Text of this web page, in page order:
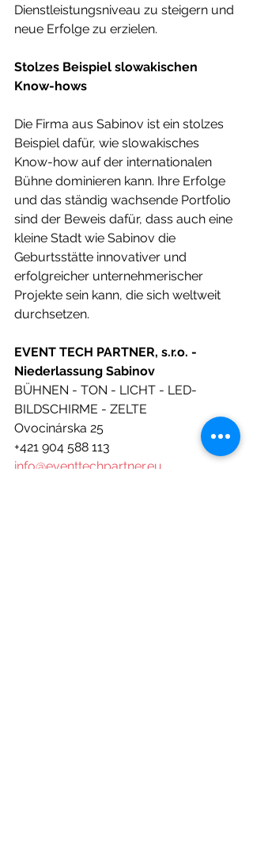
Dienstleistungsniveau zu steigern und
neue Erfolge zu erzielen.
Stolzes Beispiel slowakischen
Know-hows
Die Firma aus Sabinov ist ein stolzes
Beispiel dafür, wie slowakisches
Know-how auf der internationalen
Bühne dominieren kann. Ihre Erfolge
und das ständig wachsende Portfolio
sind der Beweis dafür, dass auch eine
kleine Stadt wie Sabinov die
Geburtsstätte innovativer und
erfolgreicher unternehmerischer
Projekte sein kann, die sich weltweit
durchsetzen.
EVENT TECH PARTNER, s.r.o. -
Niederlassung Sabinov
BÜHNEN - TON - LICHT - LED-
BILDSCHIRME - ZELTE
Ovocinárska 25
+421 904 588 113
info@eventtechpartner.eu